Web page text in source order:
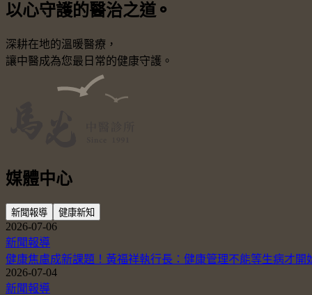
以心守護的醫治之道 ⚬
深耕在地的溫暖醫療，
讓中醫成為您最日常的健康守護。
媒體中心
新聞報導 健康新知
2026-07-06
新聞報導
健康焦慮成新課題！黃福祥執行長：健康管理不能等生病才開
2026-07-04
新聞報導